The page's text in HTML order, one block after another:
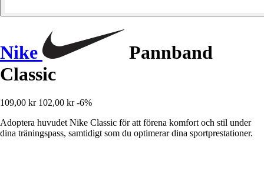
Nike
Pannband
Classic
109,00 kr 102,00 kr -6%
Adoptera huvudet Nike Classic för att förena komfort och stil under
dina träningspass, samtidigt som du optimerar dina sportprestationer.